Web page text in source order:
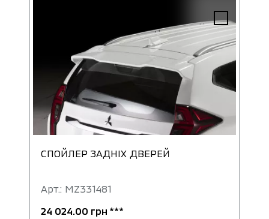
СПОЙЛЕР ЗАДНІХ ДВЕРЕЙ
Арт.: MZ331481
24 024.00 грн ***